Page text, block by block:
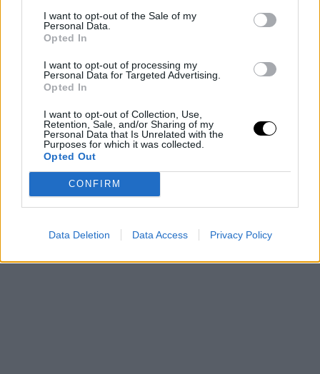
I want to opt-out of the Sale of my
Personal Data.
Opted In
I want to opt-out of processing my
Personal Data for Targeted Advertising.
Opted In
I want to opt-out of Collection, Use,
Retention, Sale, and/or Sharing of my
Personal Data that Is Unrelated with the
Purposes for which it was collected.
Opted Out
CONFIRM
Data Deletion Data Access Privacy Policy
merece
Jonas Valanciunas, un hombre que quería irse
de la NBA para jugar en Europa, y que puede verse
con el mejor pívot del mundo.Denver Nuggets